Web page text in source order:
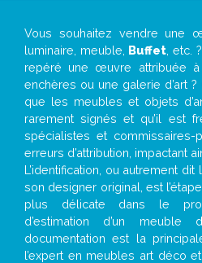
Vous souhaitez vendre une
luminaire, meuble, Buffet , etc.
repéré une œuvre attribuée à
enchères ou une galerie d’art ?
que les meubles et objets
rarement signés et qu’il est
spécialistes et commissaires-
erreurs d’attribution, impactant
L’identification, ou autrement dit
son designer original, est
plus délicate dans le
d’estimation d’un
documentation est la
l’expert en meubles art déco